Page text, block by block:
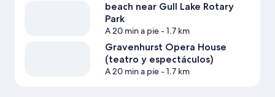
beach near Gull Lake Rotary
Park
A 20 min a pie- 1.7 km
Gravenhurst Opera House
(teatro y espectáculos)
A 20 min a pie- 1.7 km